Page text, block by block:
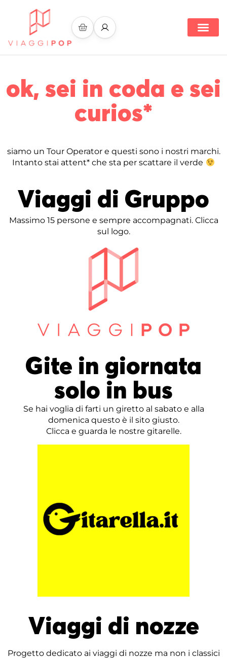
ok, sei in coda e sei
curios*
siamo un Tour Operator e questi sono i nostri marchi.
Intanto stai attent* che sta per scattare il verde
Viaggi di Gruppo
Massimo 15 persone e sempre accompagnati. Clicca
sul logo.
Gite in giornata
solo in bus
Se hai voglia di farti un giretto al sabato e alla
domenica questo è il sito giusto.
Clicca e guarda le nostre gitarelle.
Viaggi di nozze
Progetto dedicato ai viaggi di nozze ma non i classici